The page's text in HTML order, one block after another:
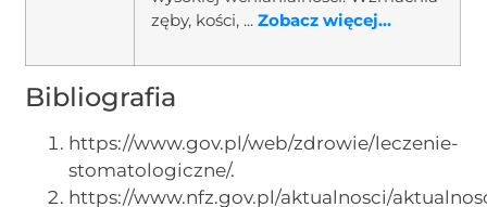
zęby, kości, ...Zobacz więcej...
Bibliografia
https://www.gov.pl/web/zdrowie/leczenie-
stomatologiczne/.
https://www.nfz.gov.pl/aktualnosci/